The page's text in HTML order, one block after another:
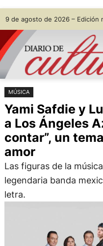
Saltar
al
contenido
Skip
to
content
9 de agosto de 2026 – Edición
MÚSICA
Yami Safdie y
a Los Ángeles
contar”, un
amor
Las figuras de la
legendaria banda
letra.